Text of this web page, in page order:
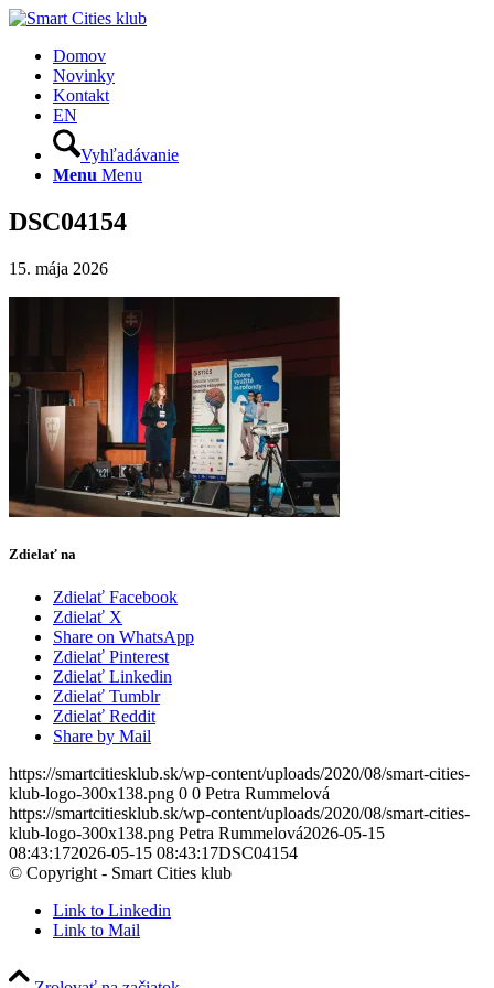
Domov
Novinky
Kontakt
EN
Vyhľadávanie
Menu Menu
DSC04154
15. mája 2026
Zdielať na
Zdielať Facebook
Zdielať X
Share on WhatsApp
Zdielať Pinterest
Zdielať Linkedin
Zdielať Tumblr
Zdielať Reddit
Share by Mail
https://smartcitiesklub.sk/wp-content/uploads/2020/08/smart-cities-
klub-logo-300x138.png 0 0 Petra Rummelová
https://smartcitiesklub.sk/wp-content/uploads/2020/08/smart-cities-
klub-logo-300x138.png Petra Rummelová2026-05-15
08:43:172026-05-15 08:43:17DSC04154
© Copyright - Smart Cities klub
Link to Linkedin
Link to Mail